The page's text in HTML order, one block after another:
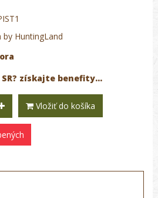
by HuntingLand
získajte benefity...
Vložiť do košíka